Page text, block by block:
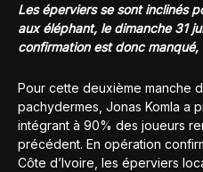
Les éperviers se sont inclinés
aux éléphant, le dimanche 31
confirmation est donc manqué,
Pour cette deuxième manche
pachydermes, Jonas Komla a
intégrant à 90% des joueurs
précédent. En opération
Côte d’Ivoire, les éperviers